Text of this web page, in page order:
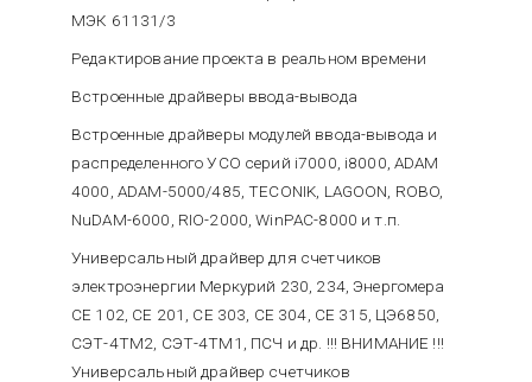
МЭК 61131/3
Редактирование проекта в реальном времени
Встроенные драйверы ввода-вывода
Встроенные драйверы модулей ввода-вывода и
распределенного УСО серий i7000, i8000, ADAM
4000, ADAM-5000/485, TECONIK, LAGOON, ROBO,
NuDAM-6000, RIO-2000, WinPAC-8000 и т.п.
Универсальный драйвер для счетчиков
электроэнергии Меркурий 230, 234, Энергомера
CE 102, CE 201, CE 303, CE 304, CE 315, ЦЭ6850,
СЭТ-4ТМ2, СЭТ-4ТМ1, ПСЧ и др. !!! ВНИМАНИЕ !!!
Универсальный драйвер счетчиков